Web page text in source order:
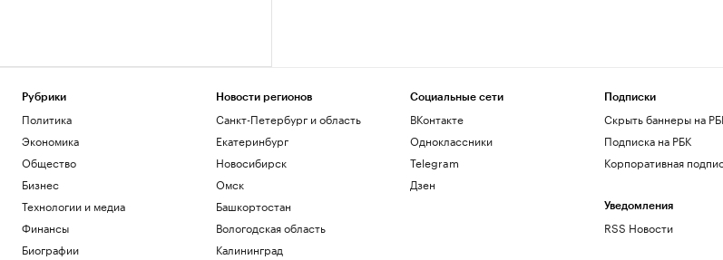
Рубрики
Политика
Экономика
Общество
Бизнес
Технологии и медиа
Финансы
Биографии
Новости регионов
Санкт-Петербург и область
Екатеринбург
Новосибирск
Омск
Башкортостан
Вологодская область
Калининград
Социальные сети
ВКонтакте
Одноклассники
Telegram
Дзен
Подписки
Скрыть баннеры на
Подписка на РБК
Корпоративная
Уведомления
RSS Новости